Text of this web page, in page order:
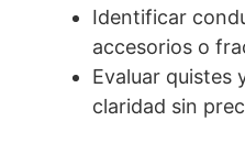
Identificar
accesorios o
Evaluar quistes
claridad sin